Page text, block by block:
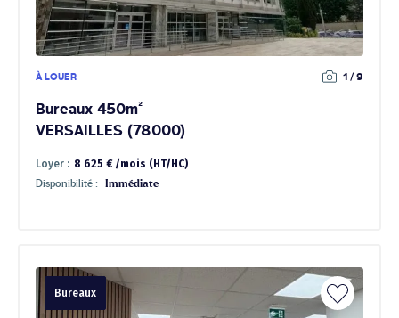
À LOUER 1 / 9
Bureaux 450m²
VERSAILLES (78000)
Loyer : 8 625 € /mois (HT/HC)
Disponibilité : Immédiate
Bureaux